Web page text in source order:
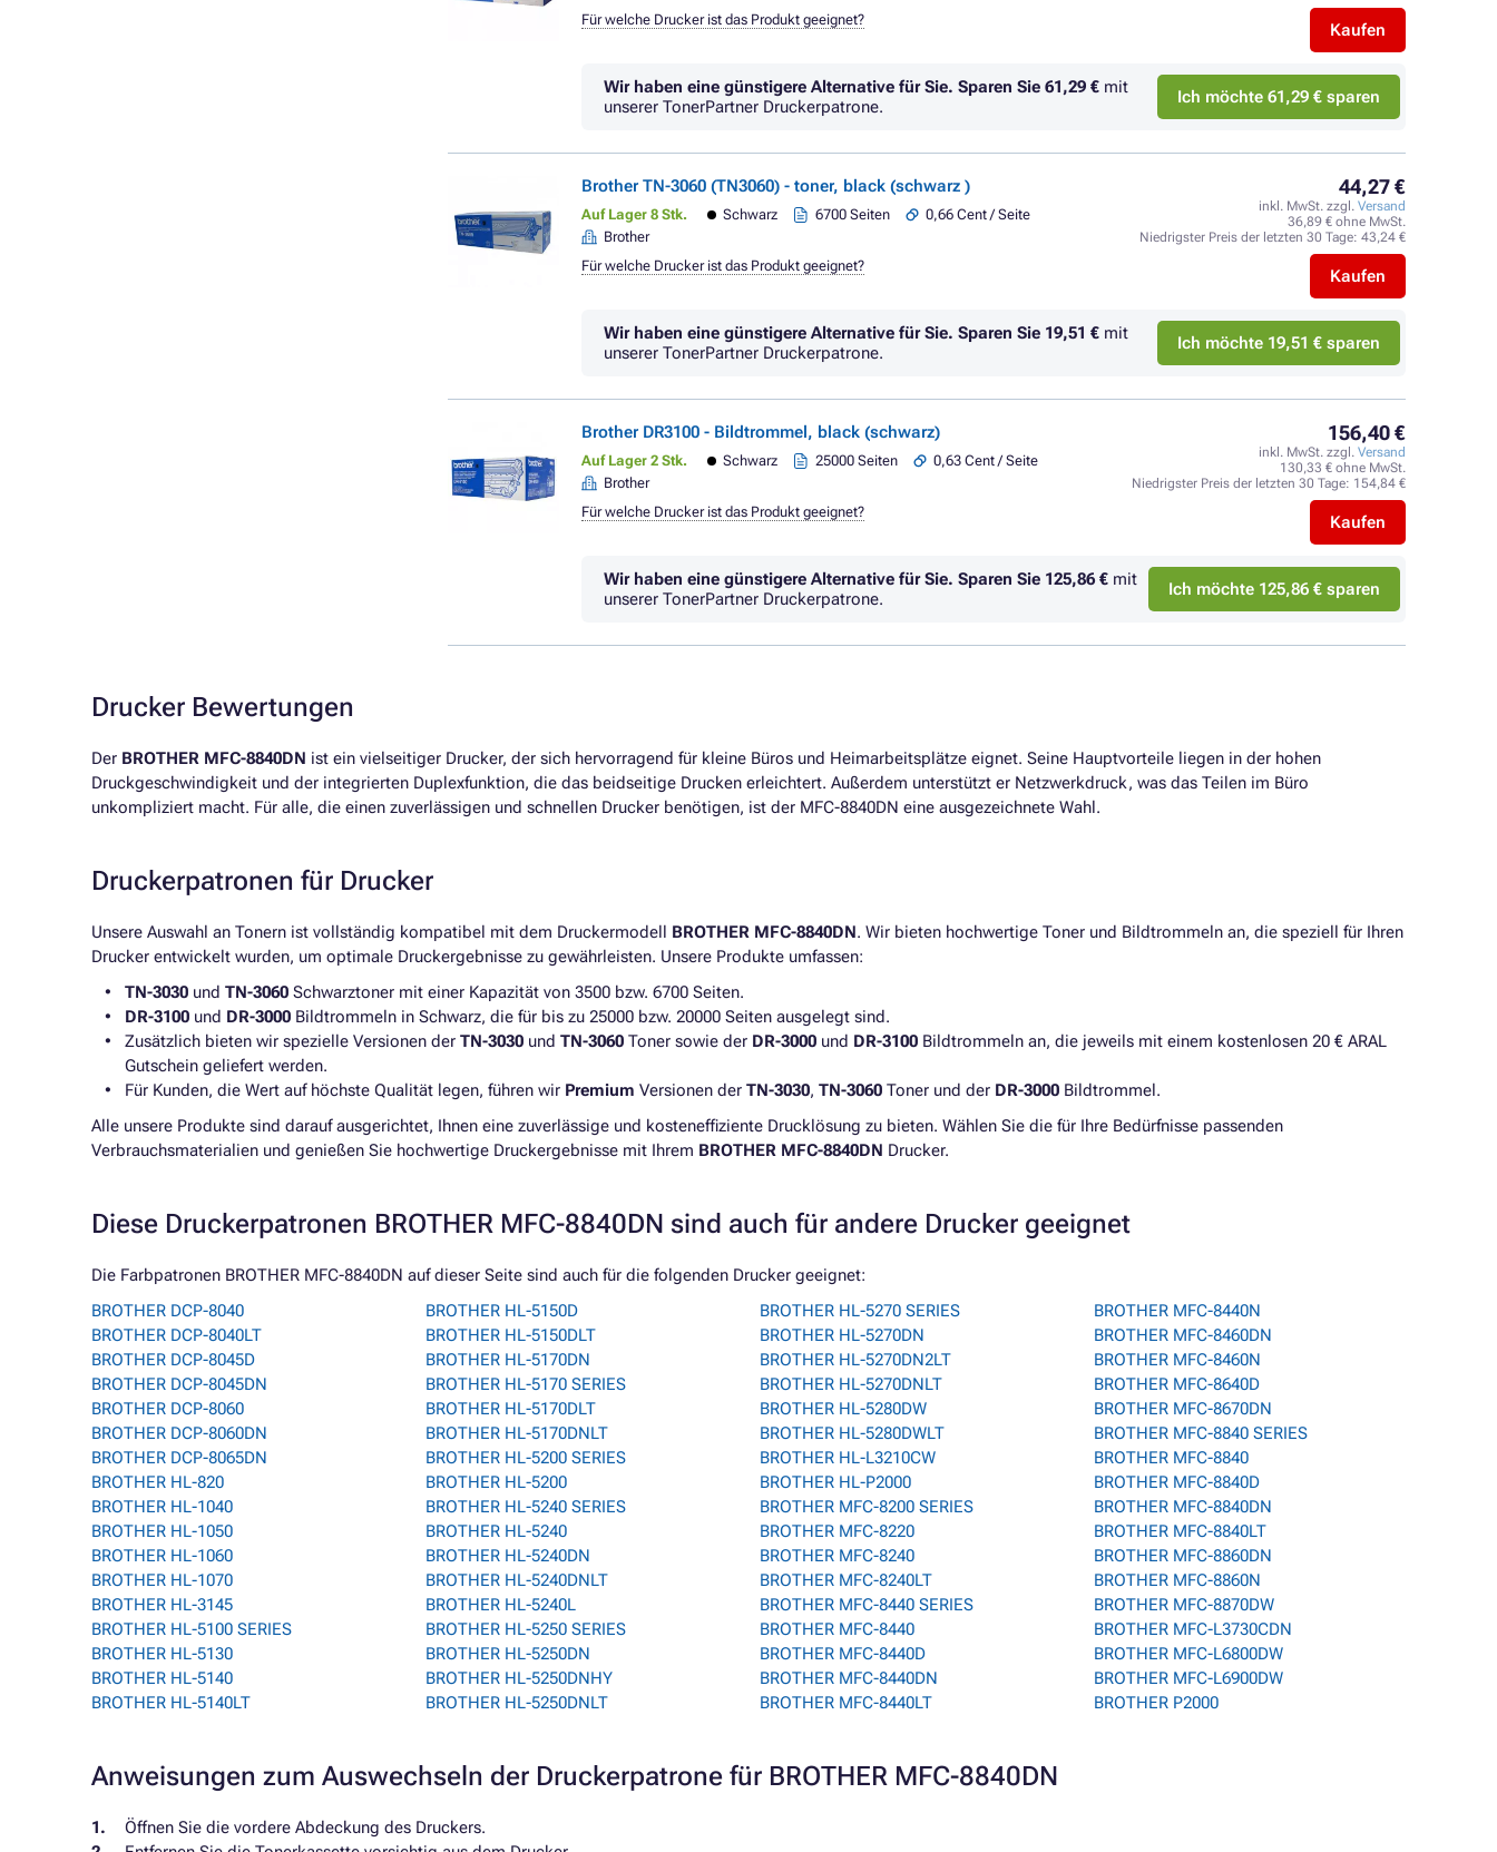
Kaufen
Für welche Drucker ist das Produkt geeignet?
Wir haben eine günstigere Alternative für Sie. Sparen Sie 61,29 € mit
unserer TonerPartner Druckerpatrone.
Ich möchte 61,29 € sparen
Brother TN-3060 (TN3060) - toner, black (schwarz )
Auf Lager 8 Stk. Schwarz 6700 Seiten
0,66 Cent / Seite
Brother
44,27 €
inkl. MwSt. zzgl. Versand
36,89 € ohne MwSt.
Niedrigster Preis der letzten 30 Tage: 43,24 €
Kaufen
Für welche Drucker ist das Produkt geeignet?
Wir haben eine günstigere Alternative für Sie. Sparen Sie 19,51 € mit
unserer TonerPartner Druckerpatrone.
Ich möchte 19,51 € sparen
Brother DR3100 - Bildtrommel, black (schwarz)
Auf Lager 2 Stk. Schwarz 25000 Seiten
0,63 Cent / Seite
Brother
156,40 €
inkl. MwSt. zzgl. Versand
130,33 € ohne MwSt.
Niedrigster Preis der letzten 30 Tage: 154,84 €
Kaufen
Für welche Drucker ist das Produkt geeignet?
Wir haben eine günstigere Alternative für Sie. Sparen Sie 125,86 € mit
unserer TonerPartner Druckerpatrone.
Ich möchte 125,86 € sparen
Drucker Bewertungen
Der BROTHER MFC-8840DN ist ein vielseitiger Drucker, der sich hervorragend für kleine Büros und Heimarbeitsplätze eignet. Seine Hauptvorteile liegen in der hohen
Druckgeschwindigkeit und der integrierten Duplexfunktion, die das beidseitige Drucken erleichtert. Außerdem unterstützt er Netzwerkdruck, was das Teilen im Büro
unkompliziert macht. Für alle, die einen zuverlässigen und schnellen Drucker benötigen, ist der MFC-8840DN eine ausgezeichnete Wahl.
Druckerpatronen für Drucker
Unsere Auswahl an Tonern ist vollständig kompatibel mit dem Druckermodell BROTHER MFC-8840DN. Wir bieten hochwertige Toner und Bildtrommeln an, die speziell für Ihren
Drucker entwickelt wurden, um optimale Druckergebnisse zu gewährleisten. Unsere Produkte umfassen:
TN-3030 und TN-3060 Schwarztoner mit einer Kapazität von 3500 bzw. 6700 Seiten.
DR-3100 und DR-3000 Bildtrommeln in Schwarz, die für bis zu 25000 bzw. 20000 Seiten ausgelegt sind.
Zusätzlich bieten wir spezielle Versionen der TN-3030 und TN-3060 Toner sowie der DR-3000 und DR-3100 Bildtrommeln an, die jeweils mit einem kostenlosen 20 € ARAL
Gutschein geliefert werden.
Für Kunden, die Wert auf höchste Qualität legen, führen wir Premium Versionen der TN-3030, TN-3060 Toner und der DR-3000 Bildtrommel.
Alle unsere Produkte sind darauf ausgerichtet, Ihnen eine zuverlässige und kosteneffiziente Drucklösung zu bieten. Wählen Sie die für Ihre Bedürfnisse passenden
Verbrauchsmaterialien und genießen Sie hochwertige Druckergebnisse mit Ihrem BROTHER MFC-8840DN Drucker.
Diese Druckerpatronen BROTHER MFC-8840DN sind auch für andere Drucker geeignet
Die Farbpatronen BROTHER MFC-8840DN auf dieser Seite sind auch für die folgenden Drucker geeignet:
BROTHER DCP-8040
BROTHER DCP-8040LT
BROTHER DCP-8045D
BROTHER DCP-8045DN
BROTHER DCP-8060
BROTHER DCP-8060DN
BROTHER DCP-8065DN
BROTHER HL-820
BROTHER HL-1040
BROTHER HL-1050
BROTHER HL-1060
BROTHER HL-1070
BROTHER HL-3145
BROTHER HL-5100 SERIES
BROTHER HL-5130
BROTHER HL-5140
BROTHER HL-5140LT
BROTHER HL-5150D
BROTHER HL-5150DLT
BROTHER HL-5170DN
BROTHER HL-5170 SERIES
BROTHER HL-5170DLT
BROTHER HL-5170DNLT
BROTHER HL-5200 SERIES
BROTHER HL-5200
BROTHER HL-5240 SERIES
BROTHER HL-5240
BROTHER HL-5240DN
BROTHER HL-5240DNLT
BROTHER HL-5240L
BROTHER HL-5250 SERIES
BROTHER HL-5250DN
BROTHER HL-5250DNHY
BROTHER HL-5250DNLT
BROTHER HL-5270 SERIES
BROTHER HL-5270DN
BROTHER HL-5270DN2LT
BROTHER HL-5270DNLT
BROTHER HL-5280DW
BROTHER HL-5280DWLT
BROTHER HL-L3210CW
BROTHER HL-P2000
BROTHER MFC-8200 SERIES
BROTHER MFC-8220
BROTHER MFC-8240
BROTHER MFC-8240LT
BROTHER MFC-8440 SERIES
BROTHER MFC-8440
BROTHER MFC-8440D
BROTHER MFC-8440DN
BROTHER MFC-8440LT
BROTHER MFC-8440N
BROTHER MFC-8460DN
BROTHER MFC-8460N
BROTHER MFC-8640D
BROTHER MFC-8670DN
BROTHER MFC-8840 SERIES
BROTHER MFC-8840
BROTHER MFC-8840D
BROTHER MFC-8840DN
BROTHER MFC-8840LT
BROTHER MFC-8860DN
BROTHER MFC-8860N
BROTHER MFC-8870DW
BROTHER MFC-L3730CDN
BROTHER MFC-L6800DW
BROTHER MFC-L6900DW
BROTHER P2000
Anweisungen zum Auswechseln der Druckerpatrone für BROTHER MFC-8840DN
Öffnen Sie die vordere Abdeckung des Druckers.